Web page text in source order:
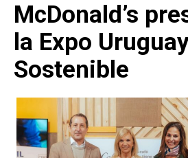
McDonald’s
la Expo
Sostenible